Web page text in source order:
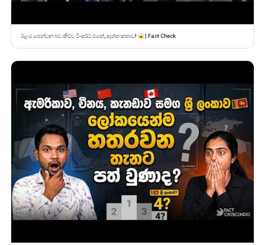
ඊළම පෙන්වන බව කිව්ව ටී-ෂර්ට් එකේ, ඇත්ත කතාව! | Fact Check